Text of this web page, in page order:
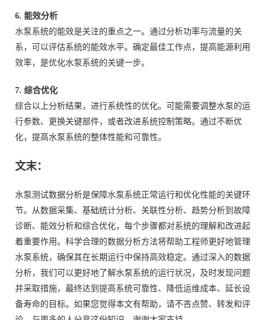
6. 能效分析
水泵系统的能效是关注的重点之一。通过分析功率与流量的关
系，可以评估系统的能效水平。确定最佳工作点，提高能源利用
效率，是优化水泵系统的关键一步。
7. 综合优化
综合以上分析结果，进行系统性的优化。可能需要调整水泵的运
行参数、更换关键部件，或者改进系统控制策略。通过不断优
化，提高水泵系统的整体性能和可靠性。
文末：
水泵测试数据分析是保障水泵系统正常运行和优化性能的关键环
节。从数据采集、基础统计分析、关联性分析、趋势分析到故障
诊断、能效分析和综合优化，每个步骤都对系统的理解和改进起
着重要作用。科学合理的数据分析方法将帮助工程师更好地管理
水泵系统，确保其在长期运行中保持高效稳定。通过深入的数据
分析，我们可以更好地了解水泵系统的运行状况，及时发现问题
并采取措施，最终达到提高系统可靠性、降低运维成本、延长设
备寿命的目标。如果您觉得本文有帮助，请不吝点赞、转发和评